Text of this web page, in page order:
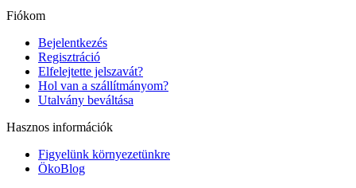
Fiókom
Bejelentkezés
Regisztráció
Elfelejtette jelszavát?
Hol van a szállítmányom?
Utalvány beváltása
Hasznos információk
Figyelünk környezetünkre
ÖkoBlog